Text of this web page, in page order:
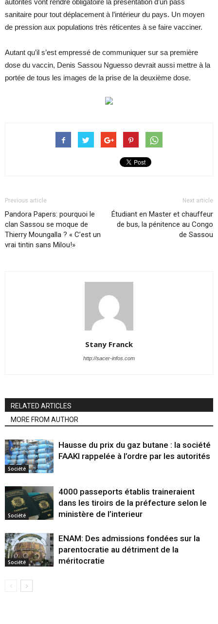
autorités vont rendre obligatoire la présentation d’un pass
sanitaire pour tout déplacement à l’intérieur du pays. Un moyen
de pression aux populations très réticentes à se faire vacciner.
Autant qu’il s’est empressé de communiquer sur sa première
dose du vaccin, Denis Sassou Nguesso devrait aussi mettre à la
portée de tous les images de la prise de la deuxième dose.
Previous article
Pandora Papers: pourquoi le
clan Sassou se moque de
Thierry Moungalla ? « C’est un
vrai tintin sans Milou!»
Next article
Étudiant en Master et chauffeur
de bus, la pénitence au Congo
de Sassou
Stany Franck
http://sacer-infos.com
RELATED ARTICLES
MORE FROM AUTHOR
Société
Hausse du prix du gaz butane : la société
FAAKI rappelée à l’ordre par les autorités
Société
4000 passeports établis traineraient
dans les tiroirs de la préfecture selon le
ministère de l’interieur
Société
ENAM: Des admissions fondées sur la
parentocratie au détriment de la
méritocratie